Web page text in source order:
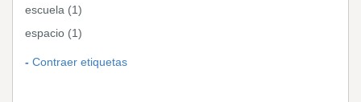
escuela (1)
espacio (1)
Contraer etiquetas